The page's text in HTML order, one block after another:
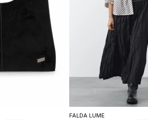
Seleccionar
FALDA LUME